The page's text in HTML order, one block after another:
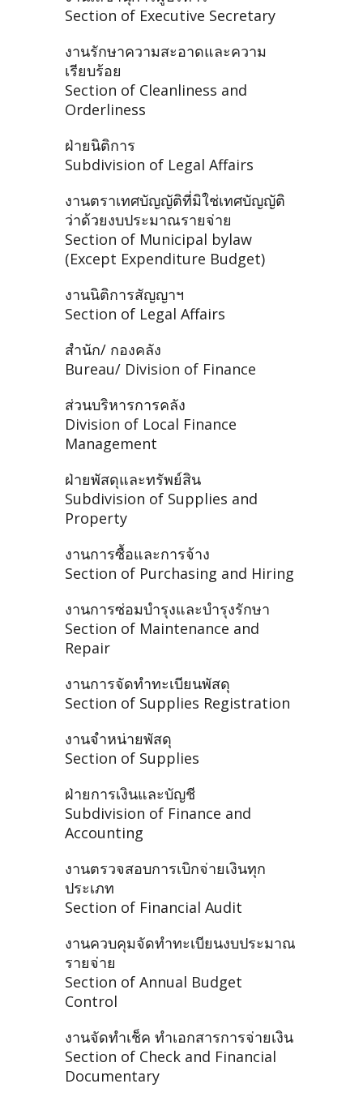
Section of Executive Secretary
งานรักษาความสะอาดและความ
เรียบร้อย
Section of Cleanliness and
Orderliness
ฝ่ายนิติการ
Subdivision of Legal Affairs
งานตราเทศบัญญัติที่มิใช่เทศบัญญัติ
ว่าด้วยงบประมาณรายจ่าย
Section of Municipal bylaw
(Except Expenditure Budget)
งานนิติการสัญญาฯ
Section of Legal Affairs
สำนัก/ กองคลัง
Bureau/ Division of Finance
ส่วนบริหารการคลัง
Division of Local Finance
Management
ฝ่ายพัสดุและทรัพย์สิน
Subdivision of Supplies and
Property
งานการซื้อและการจ้าง
Section of Purchasing and Hiring
งานการซ่อมบำรุงและบำรุงรักษา
Section of Maintenance and
Repair
งานการจัดทำทะเบียนพัสดุ
Section of Supplies Registration
งานจำหน่ายพัสดุ
Section of Supplies
ฝ่ายการเงินและบัญชี
Subdivision of Finance and
Accounting
งานตรวจสอบการเบิกจ่ายเงินทุก
ประเภท
Section of Financial Audit
งานควบคุมจัดทำทะเบียนงบประมาณ
รายจ่าย
Section of Annual Budget
Control
งานจัดทำเช็ค ทำเอกสารการจ่ายเงิน
Section of Check and Financial
Documentary